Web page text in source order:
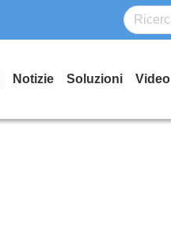
Notizie Soluzioni Video